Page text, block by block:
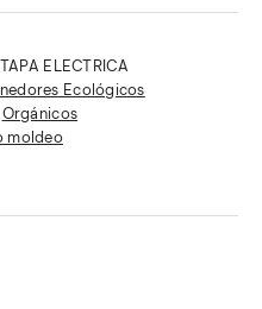
ELECTRICA
Ecológicos
Orgánicos
moldeo